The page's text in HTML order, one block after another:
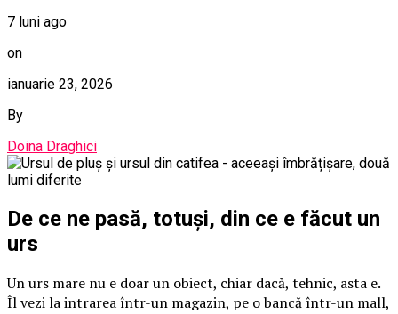
7 luni ago
on
ianuarie 23, 2026
By
Doina Draghici
De ce ne pasă, totuși, din ce e făcut un
urs
Un urs mare nu e doar un obiect, chiar dacă, tehnic, asta e.
Îl vezi la intrarea într-un magazin, pe o bancă într-un mall,